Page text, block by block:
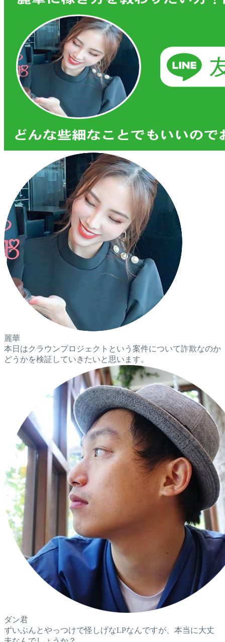
麗華
本日はクラウンプロジェクトという案件について詐欺なのか
どうかを検証していきたいと思います。
ダン君
ずいぶんとやっつけで怪しげなLPなんですが、本当に大丈